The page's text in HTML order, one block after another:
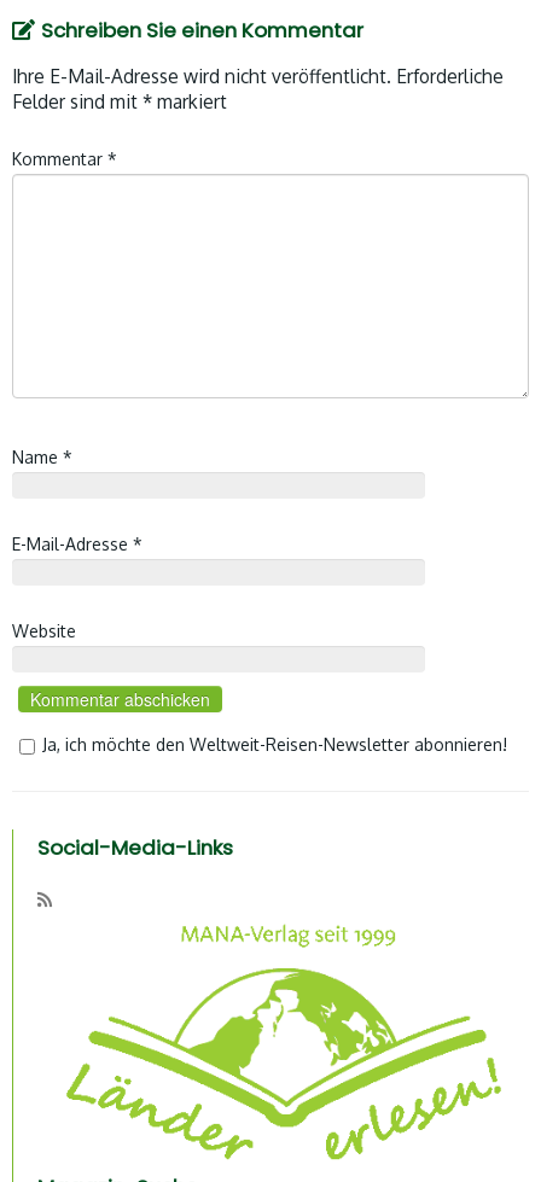
Schreiben Sie einen Kommentar
Ihre E-Mail-Adresse wird nicht veröffentlicht. Erforderliche
Felder sind mit * markiert
Kommentar *
Name *
E-Mail-Adresse *
Website
Ja, ich möchte den Weltweit-Reisen-Newsletter abonnieren!
Social-Media-Links